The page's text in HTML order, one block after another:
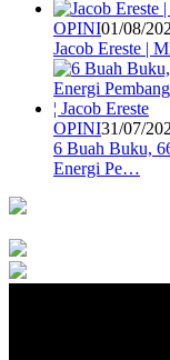
OPINI01/08/
Jacob Ereste |
OPINI31/07/
6 Buah Buku,
Energi Pe…